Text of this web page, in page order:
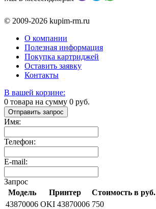
© 2009-2026 kupim-rm.ru
О компании
Полезная информация
Покупка картриджей
Оставить заявку
Контакты
В вашей корзине:
0 товара на сумму 0 руб.
Отправить запрос
Имя:
Телефон:
E-mail:
Запрос
Модель
Принтер Стоимость в руб.
43870006 OKI 43870006 750